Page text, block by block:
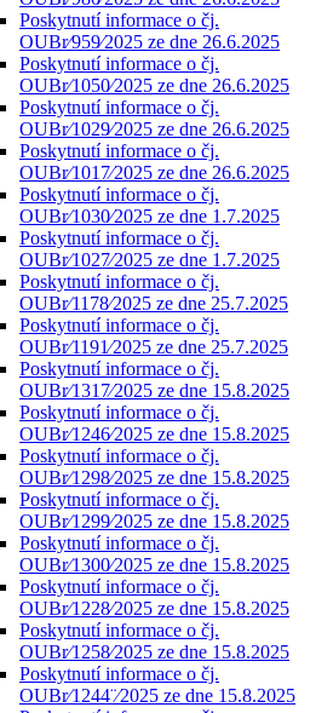
Poskytnutí informace o čj.
OUBr⁄959⁄2025 ze dne 26.6.2025
Poskytnutí informace o čj.
OUBr⁄1050⁄2025 ze dne 26.6.2025
Poskytnutí informace o čj.
OUBr⁄1029⁄2025 ze dne 26.6.2025
Poskytnutí informace o čj.
OUBr⁄1017⁄2025 ze dne 26.6.2025
Poskytnutí informace o čj.
OUBr⁄1030⁄2025 ze dne 1.7.2025
Poskytnutí informace o čj.
OUBr⁄1027⁄2025 ze dne 1.7.2025
Poskytnutí informace o čj.
OUBr⁄1178⁄2025 ze dne 25.7.2025
Poskytnutí informace o čj.
OUBr⁄1191⁄2025 ze dne 25.7.2025
Poskytnutí informace o čj.
OUBr⁄1317⁄2025 ze dne 15.8.2025
Poskytnutí informace o čj.
OUBr⁄1246⁄2025 ze dne 15.8.2025
Poskytnutí informace o čj.
OUBr⁄1298⁄2025 ze dne 15.8.2025
Poskytnutí informace o čj.
OUBr⁄1299⁄2025 ze dne 15.8.2025
Poskytnutí informace o čj.
OUBr⁄1300⁄2025 ze dne 15.8.2025
Poskytnutí informace o čj.
OUBr⁄1228⁄2025 ze dne 15.8.2025
Poskytnutí informace o čj.
OUBr⁄1258⁄2025 ze dne 15.8.2025
Poskytnutí informace o čj.
OUBr⁄1244¨⁄2025 ze dne 15.8.2025